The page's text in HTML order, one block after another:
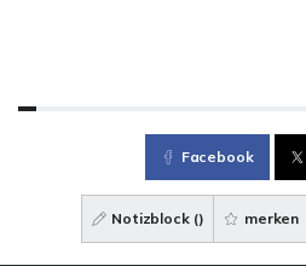
Facebook
Notizblock () merken